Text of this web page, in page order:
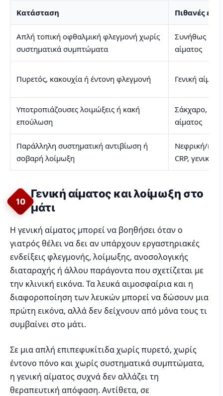
Κατάσταση Πιθανές
Απλή τοπική οφθαλμική φλεγμονή χωρίς
συστηματικά συμπτώματα
Συνήθως
αίματος
Πυρετός, κακουχία ή έντονη φλεγμονή Γενική
Υποτροπιάζουσες λοιμώξεις ή κακή
επούλωση
Σάκχαρο,
αίματος
Παράλληλη συστηματική αντιβίωση ή
σοβαρή λοίμωξη
Νεφρική/
CRP, γενική
10
Γενική αίματος και λοίμωξη στο
μάτι
Η γενική αίματος μπορεί να βοηθήσει όταν ο
γιατρός θέλει να δει αν υπάρχουν εργαστηριακές
ενδείξεις φλεγμονής, λοίμωξης, ανοσολογικής
διαταραχής ή άλλου παράγοντα που σχετίζεται με
την κλινική εικόνα. Τα λευκά αιμοσφαίρια και η
διαφοροποίηση των λευκών μπορεί να δώσουν μια
πρώτη εικόνα, αλλά δεν δείχνουν από μόνα τους τι
συμβαίνει στο μάτι.
Σε μια απλή επιπεφυκίτιδα χωρίς πυρετό, χωρίς
έντονο πόνο και χωρίς συστηματικά συμπτώματα,
η γενική αίματος συχνά δεν αλλάζει τη
θεραπευτική απόφαση. Αντίθετα, σε